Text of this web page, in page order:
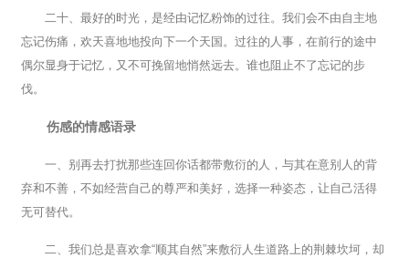
二十、最好的时光，是经由记忆粉饰的过往。我们会不由自主地
忘记伤痛，欢天喜地地投向下一个天国。过往的人事，在前行的途中
偶尔显身于记忆，又不可挽留地悄然远去。谁也阻止不了忘记的步
伐。
伤感的情感语录
一、别再去打扰那些连回你话都带敷衍的人，与其在意别人的背
弃和不善，不如经营自己的尊严和美好，选择一种姿态，让自己活得
无可替代。
二、我们总是喜欢拿“顺其自然”来敷衍人生道路上的荆棘坎坷，却